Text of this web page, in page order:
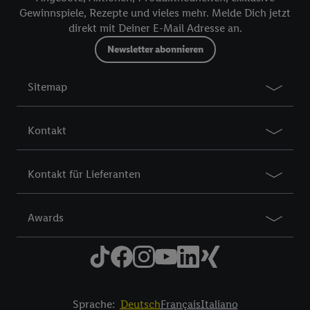
Gewinnspiele, Rezepte und vieles mehr. Melde Dich jetzt
direkt mit Deiner E-Mail Adresse an.
Newsletter abonnieren
Sitemap
Kontakt
Kontakt für Lieferanten
Awards
Sprache: DeutschFrançaisItaliano
notredéclaration de confidentialité.Pour consulter les
mentions légales, c’est ici.